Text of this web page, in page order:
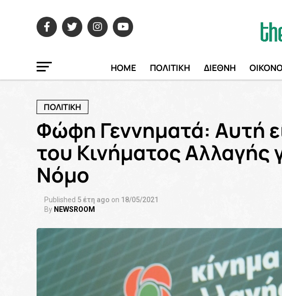
HOME ΠΟΛΙΤΙΚΗ ΔΙΕΘΝΗ
ΠΟΛΙΤΙΚΗ
Φώφη Γεννηματά: Αυτή
του Κινήματος Αλλαγής
Νόμο
Published 5 έτη ago on 18/05/2021
By NEWSROOM